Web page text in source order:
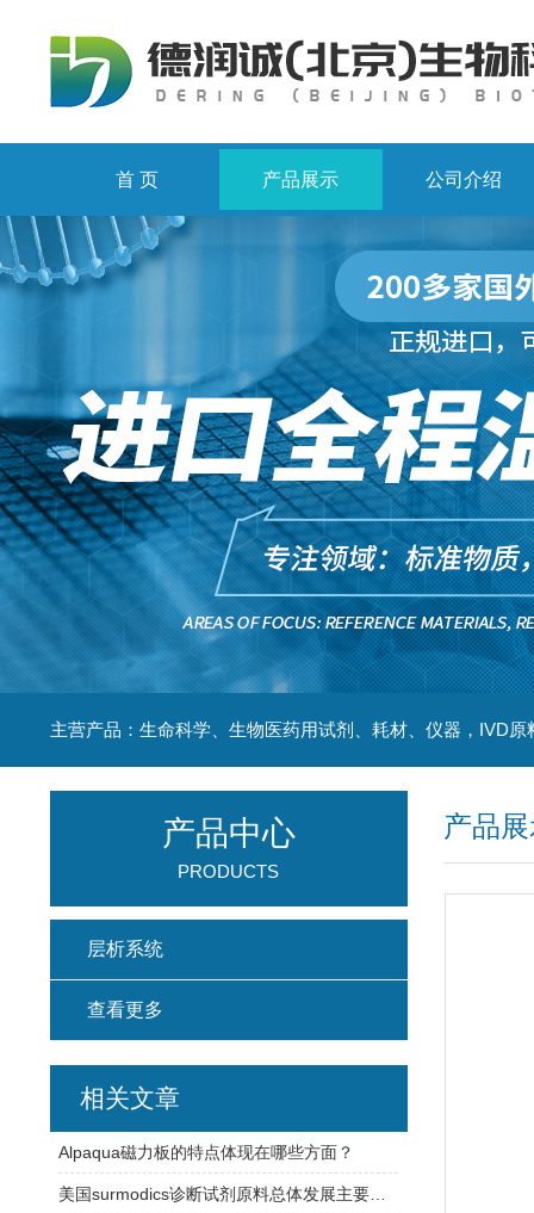
首 页 产品展示 公司介绍
主营产品：生命科学、生物医药用试剂、耗材、仪器，IVD原
产品
产品中心
PRODUCTS
层析系统
查看更多
相关文章
Alpaqua磁力板的特点体现在哪些方面？